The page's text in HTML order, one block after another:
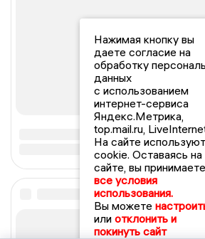
Нажимая кнопку вы
даете согласие на
обработку
данных
с использованием
интернет-сервиса
Яндекс.Метрика,
top.mail.ru,
На сайте
cookie. Оставаясь на
сайте, вы принимаете
все условия
использования.
Вы можете
или отклонить и
покинуть сайт